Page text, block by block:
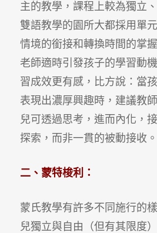
主的教學，課程上較為獨立
雙語教學的園所大都採用單
情境的銜接和轉換時間的掌
老師適時引發孩子的學習動
習成效更有感，比方說：當
表現出濃厚興趣時，建議教
兒可透過思考，進而內化，
探索，而非一貫的被動接收。
二、蒙特梭利：
蒙氏教學有許多不同施行的
兒獨立與自由（但有其限度